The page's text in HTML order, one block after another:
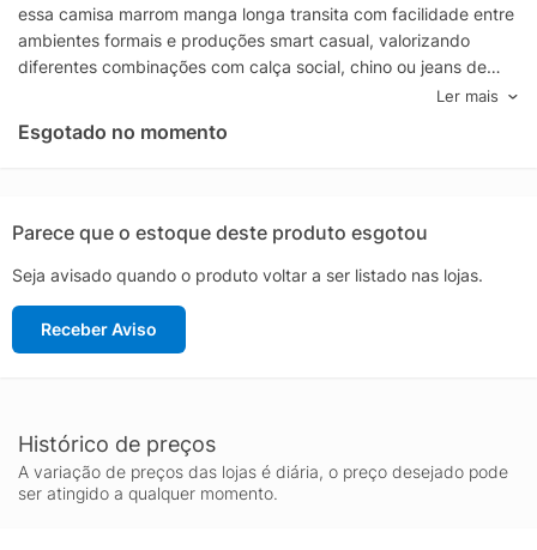
essa camisa marrom manga longa transita com facilidade entre
ambientes formais e produções smart casual, valorizando
diferentes combinações com calça social, chino ou jeans de
possibilidades de uso ao longo do ano, especialmente em looks
bem estruturada, ideal para reuniões, trabalho, eventos e
ocasiões em que a imagem precisa transmitir cuidado e
confiança.
Pensada para o dia a dia, a modelagem masculina de manga
longa oferece praticidade para compor o look com as mangas
ajustadas ou levemente dobradas, criando uma proposta mais
peça curinga no guarda-roupa, com um visual atemporal que
acompanha diferentes estilos e contextos.
Ao escolher a Camisa Masculina Ricardo Almeida marrom, você
Ler mais
Esgotado no momento
Parece que o estoque deste produto esgotou
Seja avisado quando o produto voltar a ser listado nas lojas.
Receber Aviso
Histórico de preços
A variação de preços das lojas é diária, o preço desejado pode
ser atingido a qualquer momento.